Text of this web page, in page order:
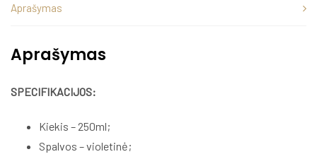
Aprašymas
Aprašymas
SPECIFIKACIJOS:
Kiekis – 250ml;
Spalvos – violetinė;